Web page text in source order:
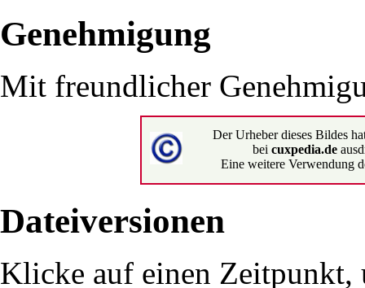
Genehmigung
Mit freundlicher
Der Urheber dieses Bildes
bei cuxpedia.de
Eine weitere Verwendung
Dateiversionen
Klicke auf einen Zeitpunkt,